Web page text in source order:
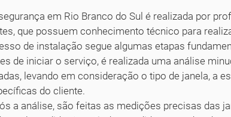
em Rio Branco do Sul é realizada por
que possuem conhecimento técnico para
de instalação segue algumas etapas
de iniciar o serviço, é realizada uma análise
levando em consideração o tipo de janela, a
do cliente.
a análise, são feitas as medições precisas das